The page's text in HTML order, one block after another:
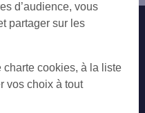
Nous contacter
d’audience, vous
partager sur les
charte cookies, à la liste
vos choix à tout